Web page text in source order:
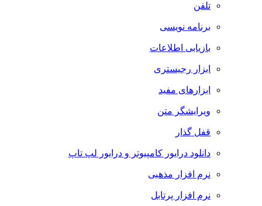
تلفن
برنامه نویسی
بازیابی اطلاعات
ابزار رجیستری
ابزارهای مفید
ویرایشگر متن
قفل گذار
دانلود درایور کامپیوتر و درایور لپ تاپ
نرم افزار مذهبی
نرم افزار پرتابل